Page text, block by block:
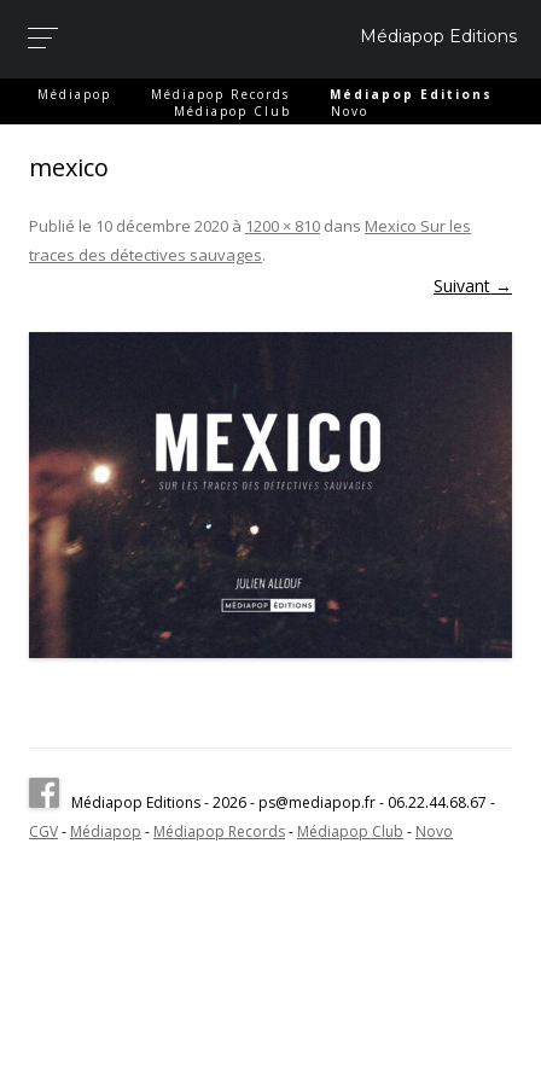
Médiapop Médiapop Records Médiapop Editions
Médiapop Club Novo
mexico
Publié le 10 décembre 2020 à 1200 × 810 dans Mexico Sur les
traces des détectives sauvages.
Suivant →
Médiapop Editions - 2026 - ps@mediapop.fr - 06.22.44.68.67 -
CGV- Médiapop - Médiapop Records- Médiapop Club - Novo
Médiapop Editions